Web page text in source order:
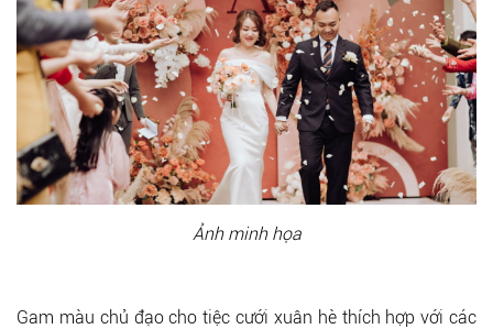
Ảnh minh họa
Gam màu chủ đạo cho tiệc cưới xuân hè thích hợp với các